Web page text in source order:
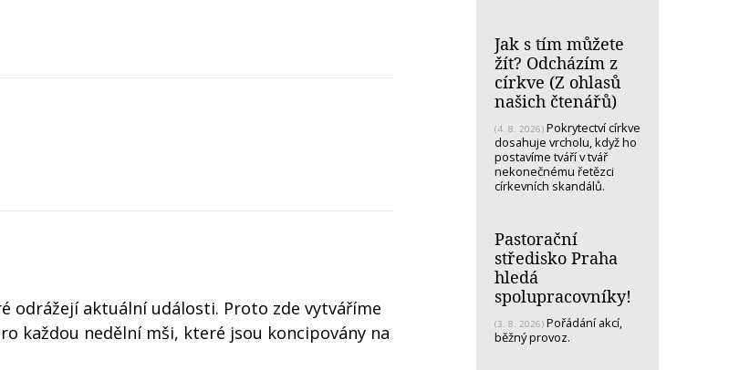
odrážejí aktuální události. Proto zde vytváříme
každou nedělní mši, které jsou koncipovány na
Jak s tím můžete
žít? Odcházím z
církve (Z ohlasů
našich čtenářů)
(4. 8. 2026) Pokrytectví církve
dosahuje vrcholu, když ho
postavíme tváří v tvář
nekonečnému řetězci
církevních skandálů.
Pastorační
středisko Praha
hledá
spolupracovníky!
(3. 8. 2026) Pořádání akcí,
běžný provoz.